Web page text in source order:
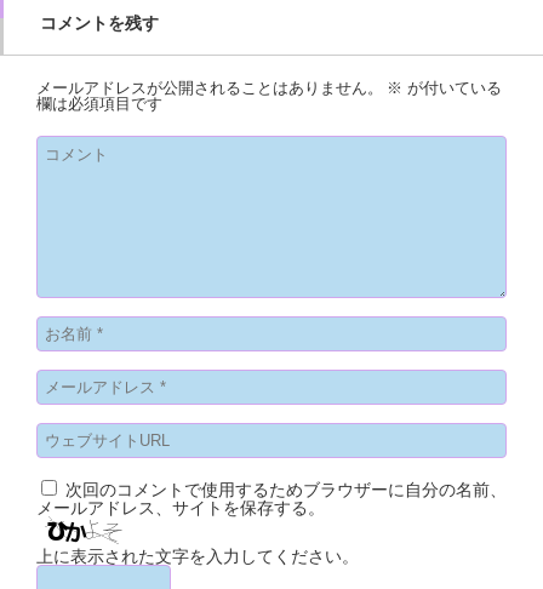
コメントを残す
メールアドレスが公開されることはありません。 ※ が付いている
欄は必須項目です
次回のコメントで使用するためブラウザーに自分の名前、
メールアドレス、サイトを保存する。
上に表示された文字を入力してください。